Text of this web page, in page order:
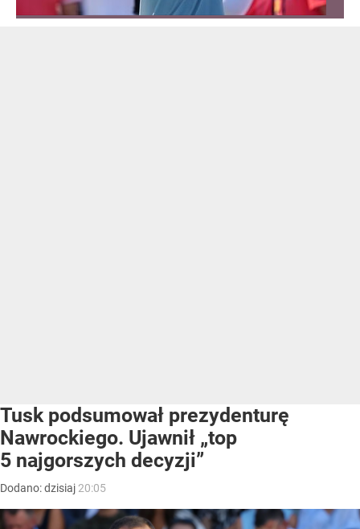
Tusk podsumował prezydenturę
Nawrockiego. Ujawnił „top
5 najgorszych decyzji”
Dodano:dzisiaj 20:05